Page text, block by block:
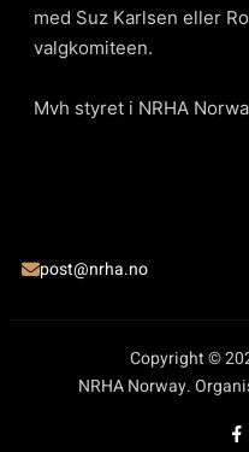
med Suz Karlsen eller
valgkomiteen.
Mvh styret i NRHA
post@nrha.no
Copyright ©
NRHA Norway.